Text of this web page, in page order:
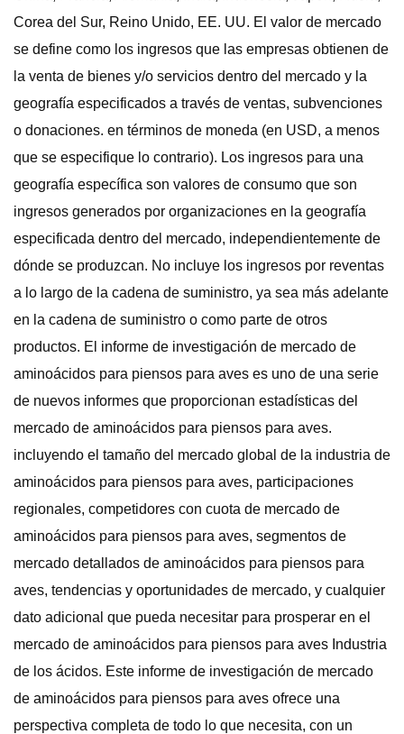
Corea del Sur, Reino Unido, EE. UU. El valor de mercado
se define como los ingresos que las empresas obtienen de
la venta de bienes y/o servicios dentro del mercado y la
geografía especificados a través de ventas, subvenciones
o donaciones. en términos de moneda (en USD, a menos
que se especifique lo contrario). Los ingresos para una
geografía específica son valores de consumo que son
ingresos generados por organizaciones en la geografía
especificada dentro del mercado, independientemente de
dónde se produzcan. No incluye los ingresos por reventas
a lo largo de la cadena de suministro, ya sea más adelante
en la cadena de suministro o como parte de otros
productos. El informe de investigación de mercado de
aminoácidos para piensos para aves es uno de una serie
de nuevos informes que proporcionan estadísticas del
mercado de aminoácidos para piensos para aves.
incluyendo el tamaño del mercado global de la industria de
aminoácidos para piensos para aves, participaciones
regionales, competidores con cuota de mercado de
aminoácidos para piensos para aves, segmentos de
mercado detallados de aminoácidos para piensos para
aves, tendencias y oportunidades de mercado, y cualquier
dato adicional que pueda necesitar para prosperar en el
mercado de aminoácidos para piensos para aves Industria
de los ácidos. Este informe de investigación de mercado
de aminoácidos para piensos para aves ofrece una
perspectiva completa de todo lo que necesita, con un